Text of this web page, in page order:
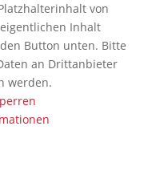
von
Inhalt
Button unten. Bitte
an Drittanbieter
werden.